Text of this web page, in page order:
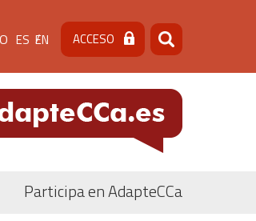
ES EN ACCESO Buscar
Buscar
Participa en AdapteCCa